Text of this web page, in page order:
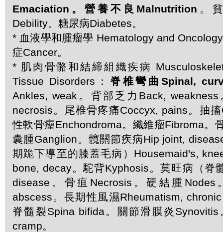
Emaciation。營養不良Malnutrition 。
Debility。糖尿病Diabetes。
* 血液學和腫瘤學 Hematology and
症Cancer。
* 肌肉骨骼和結締組織疾病
Tissue Disorders：脊椎彎曲Spinal,
Ankles, weak。背部乏力Back,
necrosis。尾椎骨疼痛Coccyx, pains。抽
性軟骨癅Enchondroma。纖維瘤Fibroma。
囊腫Ganglion。髖關節疾病Hip joint,
期跪下導至的膝蓋毛病）Housemaid's,
bone, decay。駝背Kyphosis。莫旺病（脊
disease。骨疽Necrosis。硬結腫Nodes
abscess。長期性風濕Rheumatism,
脊髓裂Spina bifida。關節滑膜炎
cramp。